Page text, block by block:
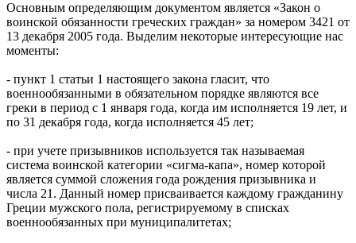
Основным определяющим документом является «Закон о
воинской обязанности греческих граждан» за номером 3421 от
13 декабря 2005 года. Выделим некоторые интересующие нас
моменты:
- пункт 1 статьи 1 настоящего закона гласит, что
военнообязанными в обязательном порядке являются все
греки в период с 1 января года, когда им исполняется 19 лет, и
по 31 декабря года, когда исполняется 45 лет;
- при учете призывников используется так называемая
система воинской категории «сигма-капа», номер которой
является суммой сложения года рождения призывника и
числа 21. Данный номер присваивается каждому гражданину
Греции мужского пола, регистрируемому в списках
военнообязанных при муниципалитетах;